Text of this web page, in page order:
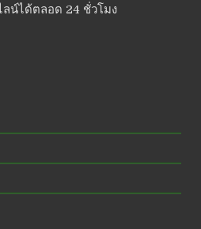
ลน์ได้ตลอด 24 ชั่วโมง